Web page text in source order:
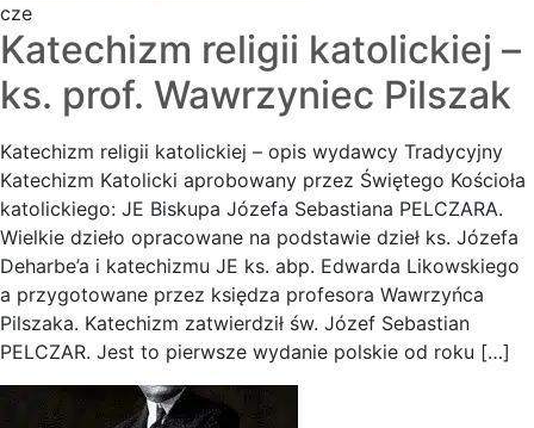
cze
Katechizm religii katolickiej –
ks. prof. Wawrzyniec Pilszak
Katechizm religii katolickiej – opis wydawcy Tradycyjny
Katechizm Katolicki aprobowany przez Świętego Kościoła
katolickiego: JE Biskupa Józefa Sebastiana PELCZARA.
Wielkie dzieło opracowane na podstawie dzieł ks. Józefa
Deharbe’a i katechizmu JE ks. abp. Edwarda Likowskiego
a przygotowane przez księdza profesora Wawrzyńca
Pilszaka. Katechizm zatwierdził św. Józef Sebastian
PELCZAR. Jest to pierwsze wydanie polskie od roku […]